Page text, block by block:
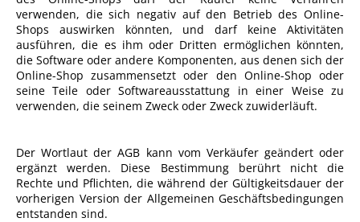
verwenden, die sich negativ auf den Betrieb des Online-
Shops auswirken könnten, und darf keine Aktivitäten
ausführen, die es ihm oder Dritten ermöglichen könnten,
die Software oder andere Komponenten, aus denen sich der
Online-Shop zusammensetzt oder den Online-Shop oder
seine Teile oder Softwareausstattung in einer Weise zu
verwenden, die seinem Zweck oder Zweck zuwiderläuft.
Der Wortlaut der AGB kann vom Verkäufer geändert oder
ergänzt werden. Diese Bestimmung berührt nicht die
Rechte und Pflichten, die während der Gültigkeitsdauer der
vorherigen Version der Allgemeinen Geschäftsbedingungen
entstanden sind.